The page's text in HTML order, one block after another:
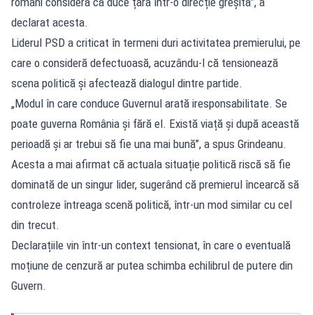
declarat acesta.
Liderul PSD a criticat în termeni duri activitatea premierului, pe
care o consideră defectuoasă, acuzându-l că tensionează
scena politică și afectează dialogul dintre partide.
„Modul în care conduce Guvernul arată iresponsabilitate. Se
poate guverna România și fără el. Există viață și după această
perioadă și ar trebui să fie una mai bună”, a spus Grindeanu.
Acesta a mai afirmat că actuala situație politică riscă să fie
dominată de un singur lider, sugerând că premierul încearcă să
controleze întreaga scenă politică, într-un mod similar cu cel
din trecut.
Declarațiile vin într-un context tensionat, în care o eventuală
moțiune de cenzură ar putea schimba echilibrul de putere din
Guvern.